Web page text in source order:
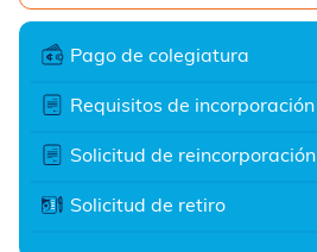
Pago de colegiatura
Requisitos de incorporación
Solicitud de reincorporación
Solicitud de retiro